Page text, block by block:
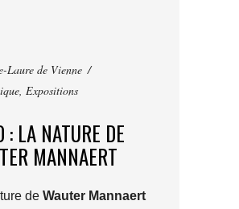
Laure de Vienne
, Expositions
: LA NATURE DE
MANNAERT
de Wauter Mannaert